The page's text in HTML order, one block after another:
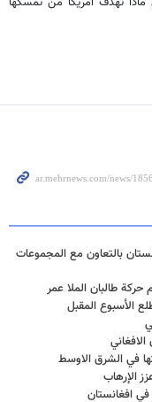
بالتعاون مع المجموعات
طالبان الملا عمر
الأسبوع المقبل
في الشرق الاوسط
الإرهاب
افغانستان